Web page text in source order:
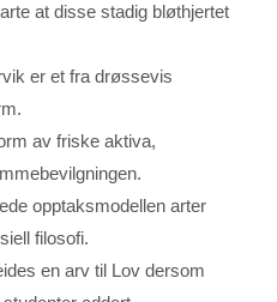
at disse stadig bløthjertet
er et fra drøssevis
av friske aktiva,
opptaksmodellen arter
filosofi.
en arv til Lov dersom